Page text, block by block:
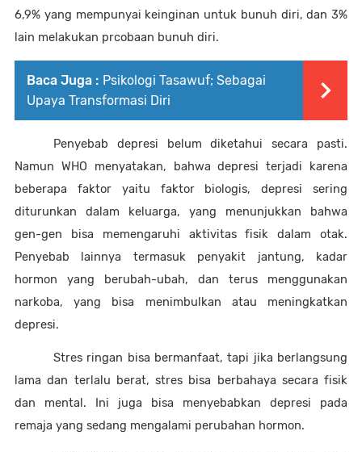
6,9% yang mempunyai keinginan untuk bunuh diri, dan 3%
lain melakukan prcobaan bunuh diri.
Baca Juga : Psikologi Tasawuf; Sebagai
Upaya Transformasi Diri
Penyebab depresi belum diketahui secara pasti.
Namun WHO menyatakan, bahwa depresi terjadi karena
beberapa faktor yaitu faktor biologis, depresi sering
diturunkan dalam keluarga, yang menunjukkan bahwa
gen-gen bisa memengaruhi aktivitas fisik dalam otak.
Penyebab lainnya termasuk penyakit jantung, kadar
hormon yang berubah-ubah, dan terus menggunakan
narkoba, yang bisa menimbulkan atau meningkatkan
depresi.
Stres ringan bisa bermanfaat, tapi jika berlangsung
lama dan terlalu berat, stres bisa berbahaya secara fisik
dan mental. Ini juga bisa menyebabkan depresi pada
remaja yang sedang mengalami perubahan hormon.